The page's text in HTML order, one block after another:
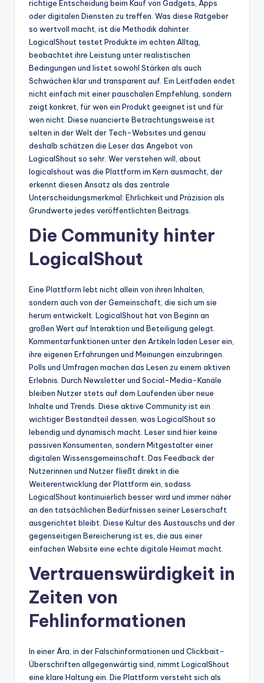
richtige Entscheidung beim Kauf von Gadgets, Apps
oder digitalen Diensten zu treffen. Was diese Ratgeber
so wertvoll macht, ist die Methodik dahinter.
LogicalShout testet Produkte im echten Alltag,
beobachtet ihre Leistung unter realistischen
Bedingungen und listet sowohl Stärken als auch
Schwächen klar und transparent auf. Ein Leitfaden endet
nicht einfach mit einer pauschalen Empfehlung, sondern
zeigt konkret, für wen ein Produkt geeignet ist und für
wen nicht. Diese nuancierte Betrachtungsweise ist
selten in der Welt der Tech-Websites und genau
deshalb schätzen die Leser das Angebot von
LogicalShout so sehr. Wer verstehen will, about
logicalshout was die Plattform im Kern ausmacht, der
erkennt diesen Ansatz als das zentrale
Unterscheidungsmerkmal: Ehrlichkeit und Präzision als
Grundwerte jedes veröffentlichten Beitrags.
Die Community hinter
LogicalShout
Eine Plattform lebt nicht allein von ihren Inhalten,
sondern auch von der Gemeinschaft, die sich um sie
herum entwickelt. LogicalShout hat von Beginn an
großen Wert auf Interaktion und Beteiligung gelegt.
Kommentarfunktionen unter den Artikeln laden Leser ein,
ihre eigenen Erfahrungen und Meinungen einzubringen.
Polls und Umfragen machen das Lesen zu einem aktiven
Erlebnis. Durch Newsletter und Social-Media-Kanäle
bleiben Nutzer stets auf dem Laufenden über neue
Inhalte und Trends. Diese aktive Community ist ein
wichtiger Bestandteil dessen, was LogicalShout so
lebendig und dynamisch macht. Leser sind hier keine
passiven Konsumenten, sondern Mitgestalter einer
digitalen Wissensgemeinschaft. Das Feedback der
Nutzerinnen und Nutzer fließt direkt in die
Weiterentwicklung der Plattform ein, sodass
LogicalShout kontinuierlich besser wird und immer näher
an den tatsächlichen Bedürfnissen seiner Leserschaft
ausgerichtet bleibt. Diese Kultur des Austauschs und der
gegenseitigen Bereicherung ist es, die aus einer
einfachen Website eine echte digitale Heimat macht.
Vertrauenswürdigkeit in
Zeiten von
Fehlinformationen
In einer Ära, in der Falschinformationen und Clickbait-
Überschriften allgegenwärtig sind, nimmt LogicalShout
eine klare Haltung ein. Die Plattform versteht sich als